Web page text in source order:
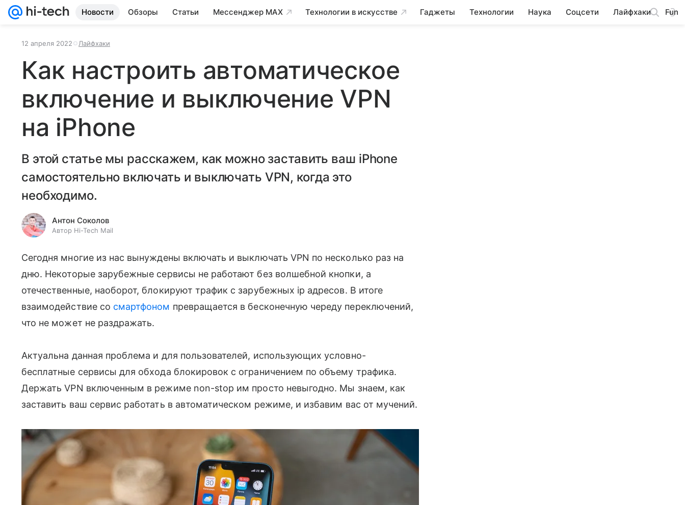
Новости Обзоры Статьи Мессенджер MAX Технологии в искусстве Гаджеты Технологии Наука Соцсети Лайфхаки Fun
12 апреля 2022 Лайфхаки
Как настроить автоматическое
включение и выключение VPN
на iPhone
В этой статье мы расскажем, как можно заставить ваш iPhone
самостоятельно включать и выключать VPN, когда это
необходимо.
Антон Соколов
Автор Hi-Tech Mail
Сегодня многие из нас вынуждены включать и выключать VPN по несколько раз на
дню. Некоторые зарубежные сервисы не работают без волшебной кнопки, а
отечественные, наоборот, блокируют трафик с зарубежных ip адресов. В итоге
взаимодействие со смартфоном превращается в бесконечную череду переключений,
что не может не раздражать.
Актуальна данная проблема и для пользователей, использующих условно-
бесплатные сервисы для обхода блокировок с ограничением по объему трафика.
Держать VPN включенным в режиме non-stop им просто невыгодно. Мы знаем, как
заставить ваш сервис работать в автоматическом режиме, и избавим вас от мучений.